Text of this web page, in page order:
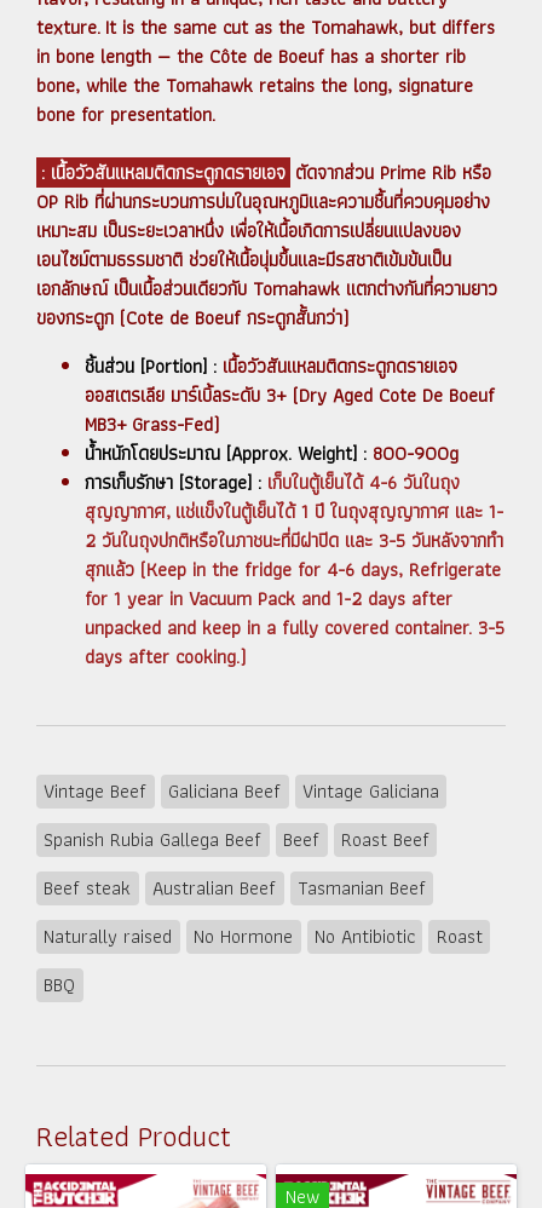
texture. It is the same cut as the Tomahawk, but differs
in bone length — the Côte de Boeuf has a shorter rib
bone, while the Tomahawk retains the long, signature
bone for presentation.
: เนื้อวัวสันแหลมติดกระดูกดรายเอจ ตัดจากส่วน Prime Rib หรือ
OP Rib ที่ผ่านกระบวนการบ่มในอุณหภูมิและความชื้นที่ควบคุมอย่าง
เหมาะสม เป็นระยะเวลาหนึ่ง เพื่อให้เนื้อเกิดการเปลี่ยนแปลงของ
เอนไซม์ตามธรรมชาติ ช่วยให้เนื้อนุ่มขึ้นและมีรสชาติเข้มข้นเป็น
เอกลักษณ์ เป็นเนื้อส่วนเดียวกับ Tomahawk แตกต่างกันที่ความยาว
ของกระดูก (Cote de Boeuf กระดูกสั้นกว่า)
ชิ้นส่วน [Portion] : เนื้อวัวสันแหลมติดกระดูกดรายเอจ
ออสเตรเลีย มาร์เบิ้ลระดับ 3+ (Dry Aged Cote De Boeuf
MB3+ Grass-Fed)
น้ำหนักโดยประมาณ [Approx. Weight] : 800-900g
การเก็บรักษา [Storage] : เก็บในตู้เย็นได้ 4-6 วันในถุง
สุญญากาศ, แช่แข็งในตู้เย็นได้ 1 ปี ในถุงสุญญากาศ และ 1-
2 วันในถุงปกติหรือในภาชนะที่มีฝาปิด และ 3-5 วันหลังจากทำ
สุกแล้ว (Keep in the fridge for 4-6 days, Refrigerate
for 1 year in Vacuum Pack and 1-2 days after
unpacked and keep in a fully covered container. 3-5
days after cooking.)
Vintage Beef Galiciana Beef
Vintage Galiciana
Spanish Rubia Gallega Beef
Beef
Roast Beef
Beef steak
Australian Beef
Tasmanian Beef
Naturally raised
No Hormone No Antibiotic
Roast
BBQ
Related Product
New